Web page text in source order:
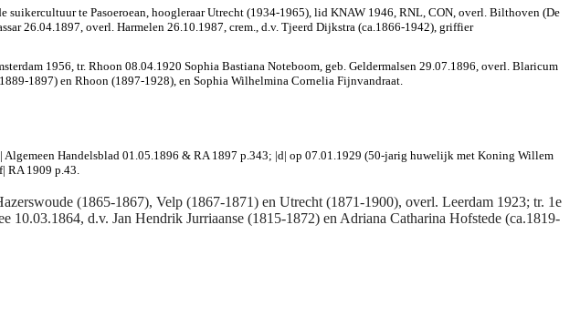
te Pasoeroean, hoogleraar Utrecht (1934-1965), lid KNAW 1946, RNL, CON, overl. Bilthoven (De
26.04.1897, overl. Harmelen 26.10.1987, crem., d.v. Tjeerd Dijkstra (ca.1866-1942), griffier
1956, tr. Rhoon 08.04.1920 Sophia Bastiana Noteboom, geb. Geldermalsen 29.07.1896, overl. Blaricum
1897) en Rhoon (1897-1928), en Sophia Wilhelmina Cornelia Fijnvandraat.
Handelsblad 01.05.1896 & RA 1897 p.343; |d| op 07.01.1929 (50-jarig huwelijk met Koning Willem
RA 1909 p.43.
(1865-1867), Velp (1867-1871) en Utrecht (1871-1900), overl. Leerdam 1923; tr. 1e
d.v. Jan Hendrik Jurriaanse (1815-1872) en Adriana Catharina Hofstede (ca.1819-